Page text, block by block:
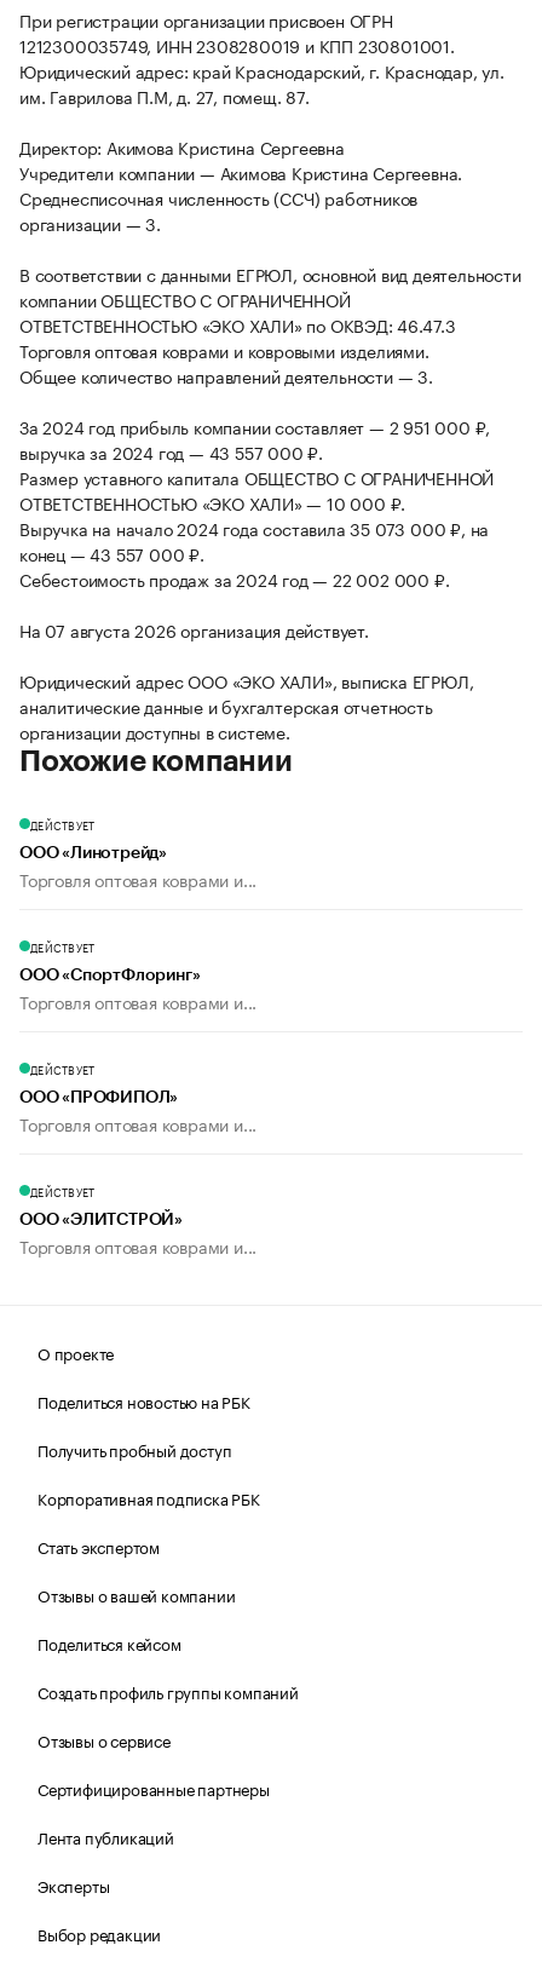
При регистрации организации присвоен ОГРН
1212300035749, ИНН 2308280019 и КПП 230801001.
Юридический адрес: край Краснодарский, г. Краснодар, ул.
им. Гаврилова П.М, д. 27, помещ. 87.
Директор: Акимова Кристина Сергеевна
Учредители компании — Акимова Кристина Сергеевна.
Среднесписочная численность (ССЧ) работников
организации — 3.
В соответствии с данными ЕГРЮЛ, основной вид деятельности
компании ОБЩЕСТВО С ОГРАНИЧЕННОЙ
ОТВЕТСТВЕННОСТЬЮ «ЭКО ХАЛИ» по ОКВЭД: 46.47.3
Торговля оптовая коврами и ковровыми изделиями.
Общее количество направлений деятельности — 3.
За 2024 год прибыль компании составляет — 2 951 000 ₽,
выручка за 2024 год — 43 557 000 ₽.
Размер уставного капитала ОБЩЕСТВО С ОГРАНИЧЕННОЙ
ОТВЕТСТВЕННОСТЬЮ «ЭКО ХАЛИ» — 10 000 ₽.
Выручка на начало 2024 года составила 35 073 000 ₽, на
конец — 43 557 000 ₽.
Себестоимость продаж за 2024 год — 22 002 000 ₽.
На 07 августа 2026 организация действует.
Юридический адрес ООО «ЭКО ХАЛИ», выписка ЕГРЮЛ,
аналитические данные и бухгалтерская отчетность
организации доступны в системе.
Похожие компании
ДЕЙСТВУЕТ
ООО «Линотрейд»
Торговля оптовая коврами и...
ДЕЙСТВУЕТ
ООО «СпортФлоринг»
Торговля оптовая коврами и...
ДЕЙСТВУЕТ
ООО «ПРОФИПОЛ»
Торговля оптовая коврами и...
ДЕЙСТВУЕТ
ООО «ЭЛИТСТРОЙ»
Торговля оптовая коврами и...
О проекте
Поделиться новостью на РБК
Получить пробный доступ
Корпоративная подписка РБК
Стать экспертом
Отзывы о вашей компании
Поделиться кейсом
Создать профиль группы компаний
Отзывы о сервисе
Сертифицированные партнеры
Лента публикаций
Эксперты
Выбор редакции